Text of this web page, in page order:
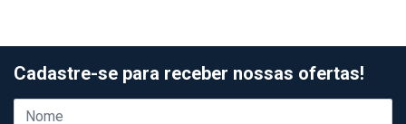
Cadastre-se para receber nossas ofertas!